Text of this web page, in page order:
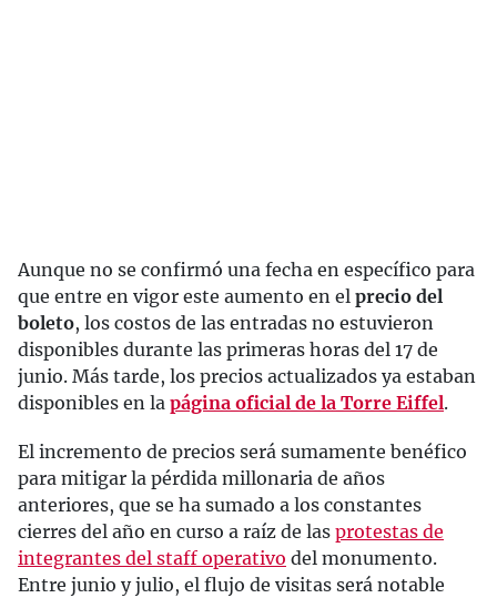
Aunque no se confirmó una fecha en específico para
que entre en vigor este aumento en el precio del
boleto, los costos de las entradas no estuvieron
disponibles durante las primeras horas del 17 de
junio. Más tarde, los precios actualizados ya estaban
disponibles en la página oficial de la Torre Eiffel.
El incremento de precios será sumamente benéfico
para mitigar la pérdida millonaria de años
anteriores, que se ha sumado a los constantes
cierres del año en curso a raíz de las protestas de
integrantes del staff operativo del monumento.
Entre junio y julio, el flujo de visitas será notable